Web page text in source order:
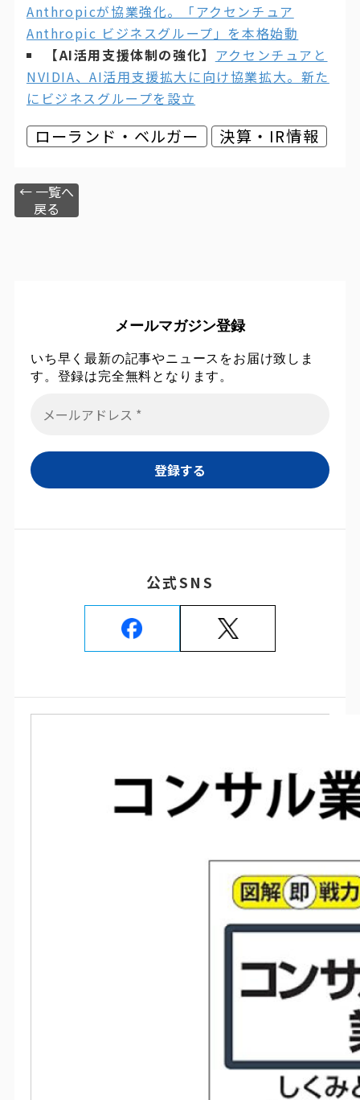
Anthropicが協業強化。「アクセンチュア
Anthropic ビジネスグループ」を本格始動
【AI活用支援体制の強化】 アクセンチュアと
NVIDIA、AI活用支援拡大に向け協業拡大。新た
にビジネスグループを設立
ローランド・ベルガー 決算・IR情報
← 一覧へ
戻る
メールマガジン登録
いち早く最新の記事やニュースをお届け致しま
す。登録は完全無料となります。
公式SNS